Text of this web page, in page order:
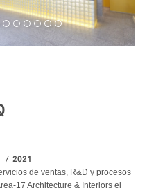
2021
de ventas, R&D y procesos
17 Architecture & Interiors el